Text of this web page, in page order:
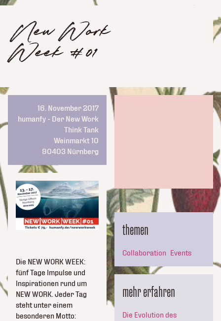
New Work
Week #01
16. November 2017
humanfy - Der New Work
Think Tank
Weinmarkt 10
90403 Nürnberg
Die NEW WORK WEEK:
fünf Tage Impulse und
Inspirationen rund um
NEW WORK. Jeder Tag
steht unter einem
besonderen Motto:
themen
Collaboration Events
mehr erfahren
Die Evolution des